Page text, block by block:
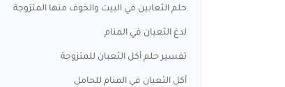
حلم الثعابين في البيت والخوف منها المتزوجة
لدغ الثعبان في المنام
تفسير حلم أكل الثعبان للمتزوجة
أكل الثعبان في المنام للحامل